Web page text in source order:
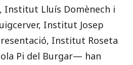
Institut Lluís Domènech i
Institut Josep
Institut Roseta
Pi del Burgar— han